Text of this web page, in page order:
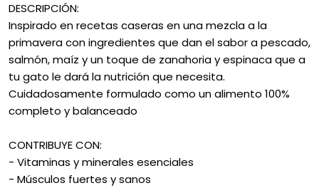
DESCRIPCIÓN:
Inspirado en recetas caseras en una mezcla a la
primavera con ingredientes que dan el sabor a pescado,
salmón, maíz y un toque de zanahoria y espinaca que a
tu gato le dará la nutrición que necesita.
Cuidadosamente formulado como un alimento 100%
completo y balanceado
CONTRIBUYE CON:
- Vitaminas y minerales esenciales
- Músculos fuertes y sanos